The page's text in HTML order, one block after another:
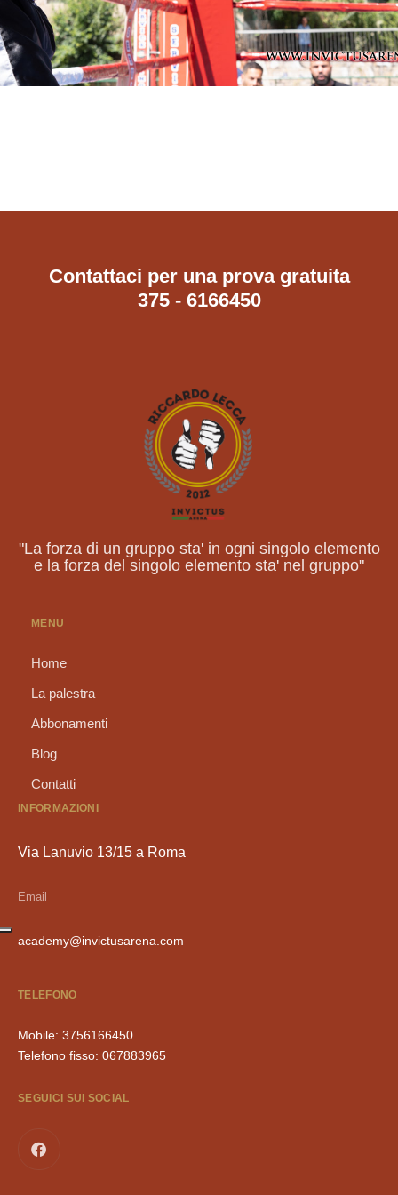
Contattaci per una prova gratuita
375 - 6166450
"La forza di un gruppo sta' in ogni singolo elemento
e la forza del singolo elemento sta' nel gruppo"
MENU
Home
La palestra
Abbonamenti
Blog
Contatti
INFORMAZIONI
Via Lanuvio 13/15 a Roma
Email
academy@invictusarena.com
TELEFONO
Mobile: 3756166450
Telefono fisso: 067883965
SEGUICI SUI SOCIAL